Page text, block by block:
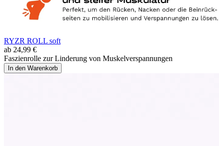
RYZR ROLL soft
ab 24,99 €
Faszienrolle zur Linderung von Muskelverspannungen
In den Warenkorb